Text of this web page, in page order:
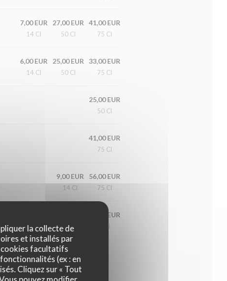
la collecte de
et installés par
facultatifs
(ex : en
Cliquez sur « Tout
7,00 EUR
14 Cl
27,00 EUR
50 Cl
41,00 EUR
75 Cl
6,00 EUR
14 Cl
25,00 EUR
50 Cl
33,00 EUR
75 Cl
25,00 EUR
50 Cl
41,00 EUR
75 Cl
9,00 EUR
14 Cl
56,00 EUR
75 Cl
118,00 EUR
75 Cl